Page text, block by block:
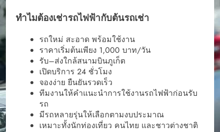
ทำไมต้องเช่ารถไฟฟ้ากับต้นรถเช่า
รถใหม่ สะอาด พร้อมใช้งาน
ราคาเริ่มต้นเพียง 1,000 บาท/วัน
รับ–ส่งใกล้สนามบินภูเก็ต
เปิดบริการ 24 ชั่วโมง
จองง่าย ยืนยันรวดเร็ว
ทีมงานให้คำแนะนำการใช้งานรถไฟฟ้าก่อนรับ
รถ
มีรถหลายรุ่นให้เลือกตามงบประมาณ
เหมาะทั้งนักท่องเที่ยว คนไทย และชาวต่างชาติ